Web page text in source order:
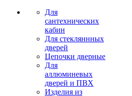
Для
сантехнических
кабин
Для стекляннных
дверей
Цепочки дверные
Для
аллюминевых
дверей и ПВХ
Изделия из